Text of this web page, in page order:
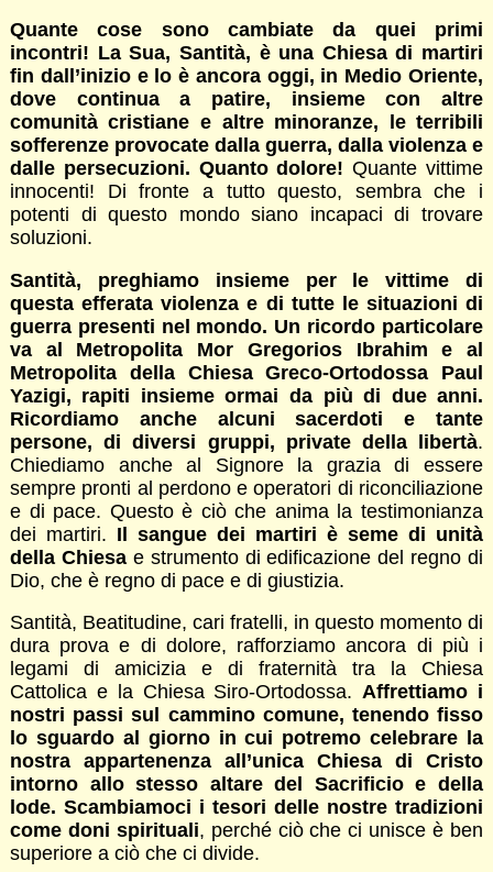
Quante cose sono cambiate da quei primi
incontri! La Sua, Santità, è una Chiesa di martiri
fin dall’inizio e lo è ancora oggi, in Medio Oriente,
dove continua a patire, insieme con altre
comunità cristiane e altre minoranze, le terribili
sofferenze provocate dalla guerra, dalla violenza e
dalle persecuzioni. Quanto dolore! Quante vittime
innocenti! Di fronte a tutto questo, sembra che i
potenti di questo mondo siano incapaci di trovare
soluzioni.
Santità, preghiamo insieme per le vittime di
questa efferata violenza e di tutte le situazioni di
guerra presenti nel mondo. Un ricordo particolare
va al Metropolita Mor Gregorios Ibrahim e al
Metropolita della Chiesa Greco-Ortodossa Paul
Yazigi, rapiti insieme ormai da più di due anni.
Ricordiamo anche alcuni sacerdoti e tante
persone, di diversi gruppi, private della libertà.
Chiediamo anche al Signore la grazia di essere
sempre pronti al perdono e operatori di riconciliazione
e di pace. Questo è ciò che anima la testimonianza
dei martiri. Il sangue dei martiri è seme di unità
della Chiesae strumento di edificazione del regno di
Dio, che è regno di pace e di giustizia.
Santità, Beatitudine, cari fratelli, in questo momento di
dura prova e di dolore, rafforziamo ancora di più i
legami di amicizia e di fraternità tra la Chiesa
Cattolica e la Chiesa Siro-Ortodossa.Affrettiamo i
nostri passi sul cammino comune, tenendo fisso
lo sguardo al giorno in cui potremo celebrare la
nostra appartenenza all’unica Chiesa di Cristo
intorno allo stesso altare del Sacrificio e della
lode. Scambiamoci i tesori delle nostre tradizioni
come doni spirituali, perché ciò che ci unisce è ben
superiore a ciò che ci divide.